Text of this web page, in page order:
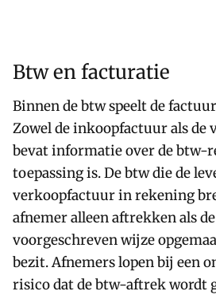
Btw en facturatie
Binnen de btw speelt de
Zowel de inkoopfactuur als de
bevat informatie over de btw-
toepassing is. De btw die de
verkoopfactuur in rekening
afnemer alleen aftrekken als
voorgeschreven wijze
bezit. Afnemers lopen bij een
risico dat de btw-aftrek wordt